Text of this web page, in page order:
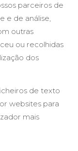
parceiros de
e de análise,
outras
ou recolhidas
dos
de texto
websites para
mais